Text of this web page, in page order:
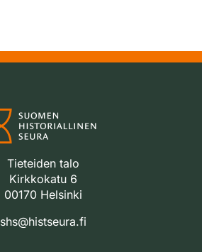
Tieteiden talo
Kirkkokatu 6
00170 Helsinki
shs@histseura.fi